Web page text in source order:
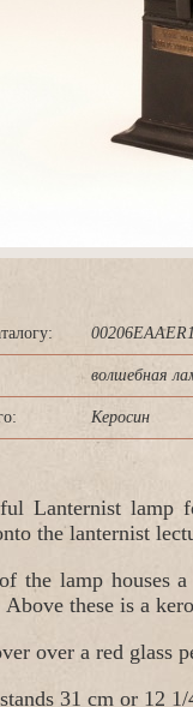
олшебная
Керосин
Lanternist lamp
the lanternist
the lamp houses
these is a
over a red glass
31 cm or 12